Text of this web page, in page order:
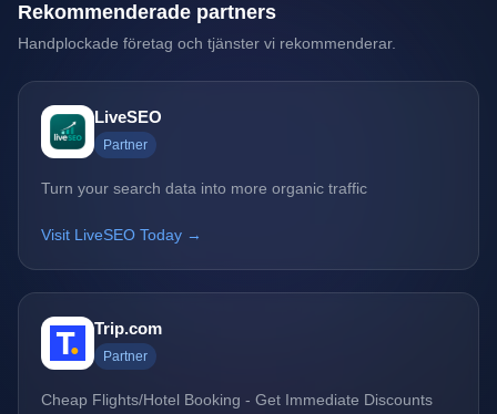
Rekommenderade partners
Handplockade företag och tjänster vi rekommenderar.
LiveSEO
Partner
Turn your search data into more organic traffic
Visit LiveSEO Today →
Trip.com
Partner
Cheap Flights/Hotel Booking - Get Immediate Discounts